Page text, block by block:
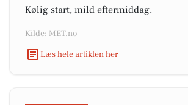
Kølig start, mild eftermiddag.
Kilde: MET.no
Læs hele artiklen her